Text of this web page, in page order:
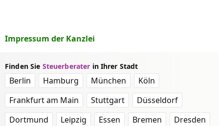
Impressum der Kanzlei
Finden Sie Steuerberater in Ihrer Stadt
Berlin Hamburg München
Köln
Frankfurt am Main
Stuttgart
Düsseldorf
Dortmund
Leipzig Essen Bremen
Dresden